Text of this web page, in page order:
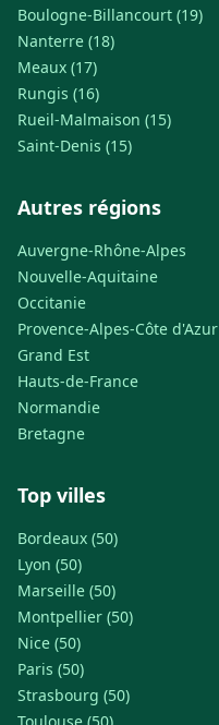
Boulogne-Billancourt (19)
Nanterre (18)
Meaux (17)
Rungis (16)
Rueil-Malmaison (15)
Saint-Denis (15)
Autres régions
Auvergne-Rhône-Alpes
Nouvelle-Aquitaine
Occitanie
Provence-Alpes-Côte d'Azur
Grand Est
Hauts-de-France
Normandie
Bretagne
Top villes
Bordeaux (50)
Lyon (50)
Marseille (50)
Montpellier (50)
Nice (50)
Paris (50)
Strasbourg (50)